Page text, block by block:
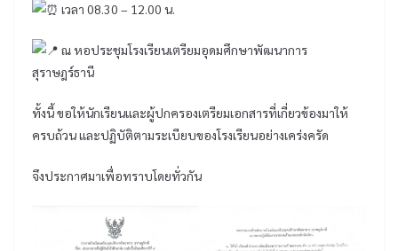
เวลา 08.30 – 12.00 น.
ณ หอประชุมโรงเรียนเตรียมอุดมศึกษาพัฒนาการ
สุราษฎร์ธานี
ทั้งนี้ ขอให้นักเรียนและผู้ปกครองเตรียมเอกสารที่เกี่ยวข้องมาให้
ครบถ้วน และปฏิบัติตามระเบียบของโรงเรียนอย่างเคร่งครัด
จึงประกาศมาเพื่อทราบโดยทั่วกัน